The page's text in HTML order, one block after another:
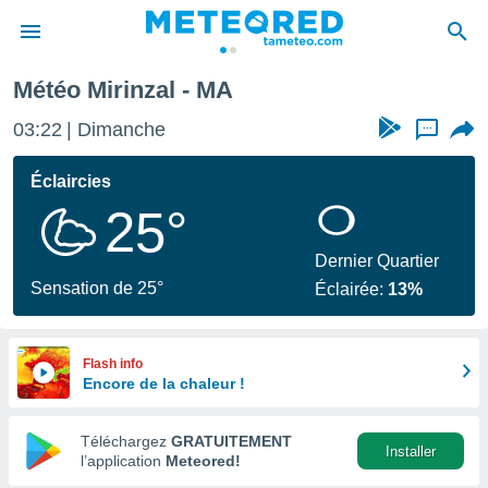
de
en
Météo Mirinzal - MA
03:22 Dimanche ...
Éclaircies
25°
Sensation de 25°
Dernier Quartier
Éclairée: 13%
Flash info
Encore de la chaleur !
Téléchargez GRATUITEMENT
l’application Meteored!
Installer